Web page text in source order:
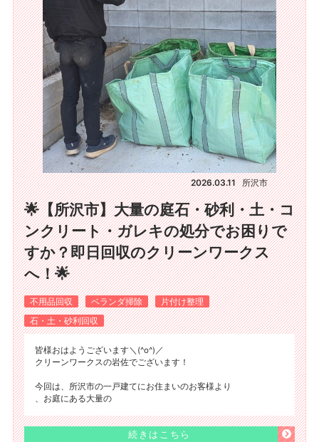
2026.03.11 所沢市
🌟【所沢市】大量の庭石・砂利・土・コ
ンクリート・ガレキの処分でお困りで
すか？即日回収のクリーンワークス
へ！🌟
不用品回収 ベランダ掃除
片付け整理
石・土・砂利回収
皆様おはようございます＼(^o^)／
クリーンワークスの岩佐でございます！
今回は、所沢市の一戸建てにお住まいのお客様より
、お庭にある大量の
続きはこちら